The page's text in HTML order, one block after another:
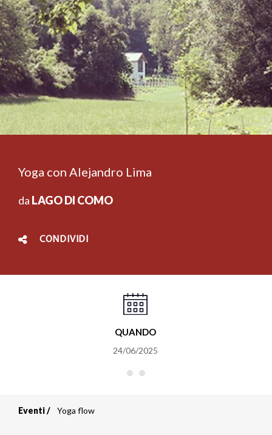
Yoga con Alejandro Lima
da LAGO DI COMO
CONDIVIDI
QUANDO
24/06/2025
Eventi Yoga flow